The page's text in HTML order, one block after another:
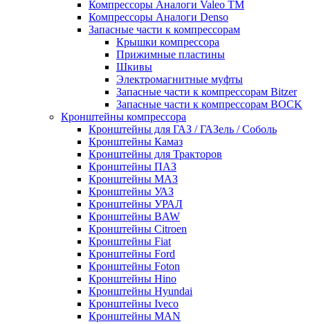
Компрессоры Аналоги Valeo ТМ
Компрессоры Аналоги Denso
Запасные части к компрессорам
Крышки компрессора
Прижимные пластины
Шкивы
Электромагнитные муфты
Запасные части к компрессорам Bitzer
Запасные части к компрессорам BOCK
Кронштейны компрессора
Кронштейны для ГАЗ / ГАЗель / Соболь
Кронштейны Камаз
Кронштейны для Тракторов
Кронштейны ПАЗ
Кронштейны МАЗ
Кронштейны УАЗ
Кронштейны УРАЛ
Кронштейны BAW
Кронштейны Citroen
Кронштейны Fiat
Кронштейны Ford
Кронштейны Foton
Кронштейны Hino
Кронштейны Hyundai
Кронштейны Iveco
Кронштейны MAN